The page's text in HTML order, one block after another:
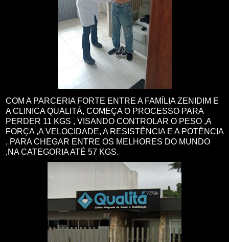
COM A PARCERIA FORTE ENTRE A FAMÍLIA ZENIDIM E
A CLINICA QUALITÁ, COMEÇA O PROCESSO PARA
PERDER 11 KGS , VISANDO CONTROLAR O PESO ,A
FORÇA ,A VELOCIDADE, A RESISTÊNCIA E A POTÊNCIA
, PARA CHEGAR ENTRE OS MELHORES DO MUNDO
,NA CATEGORIA ATÉ 57 KGS.